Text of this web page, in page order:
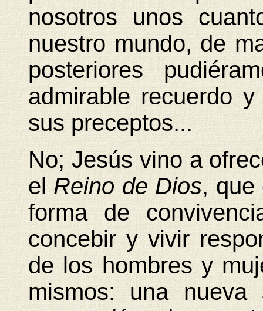
nosotros unos
nuestro mundo, de
posteriores
admirable recuerdo
sus preceptos...
No; Jesús vino a
elReino de Dios, que
forma de
concebir y vivir
de los hombres y
mismos: una